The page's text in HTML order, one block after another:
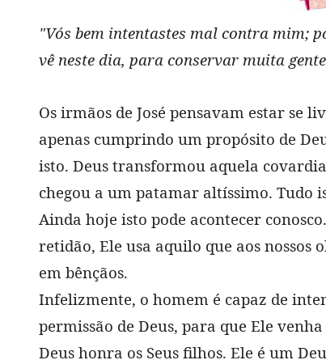
"Vós bem intentastes mal contra mim;
vê neste dia, para conservar muita
Os irmãos de José pensavam estar se
apenas cumprindo um propósito de
isto. Deus transformou aquela
chegou a um patamar altíssimo. Tudo
Ainda hoje isto pode acontecer
retidão, Ele usa aquilo que aos
em bênçãos.
Infelizmente, o homem é capaz de
permissão de Deus, para que Ele
Deus honra os Seus filhos. Ele é um